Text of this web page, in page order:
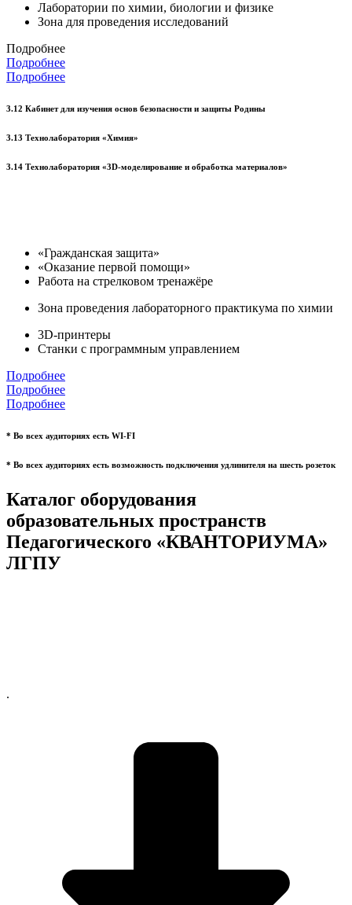
Лаборатории по химии, биологии и физике
Зона для проведения исследований
Подробнее
Подробнее
Подробнее
3.12 Кабинет для изучения основ безопасности и защиты Родины
3.13 Технолаборатория «Химия»
3.14 Технолаборатория «3D-моделирование и обработка материалов»
«Гражданская защита»
«Оказание первой помощи»
Работа на стрелковом тренажёре
Зона проведения лабораторного практикума по химии
3D-принтеры
Станки с программным управлением
Подробнее
Подробнее
Подробнее
* Во всех аудиториях есть WI-FI
* Во всех аудиториях есть возможность подключения удлинителя на шесть розеток
Каталог оборудования
образовательных пространств
Педагогического «КВАНТОРИУМА»
ЛГПУ
.